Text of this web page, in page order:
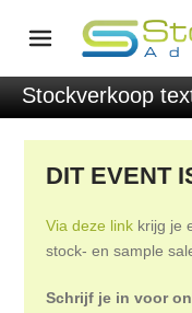
Stockverkoop
DIT EVENT
Via deze link krijg je
stock- en sample
Schrijf je in voor